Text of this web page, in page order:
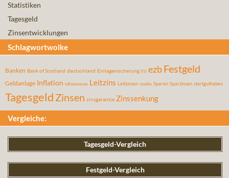
Statistiken
Tagesgeld
Zinsentwicklungen
Schlagwortwolke
Banken Bank of Scotland deutschland Einlagensicherung EU ezbFestgeld
Geldanlage Inflation inflationsrate Leitzins Leitzinsen rendite Sparen Sparzinsen startguthaben
Tagesgeld Zinsen zinsgarantie Zinssenkung
Vergleiche:
Tagesgeld-Vergleich
Festgeld-Vergleich